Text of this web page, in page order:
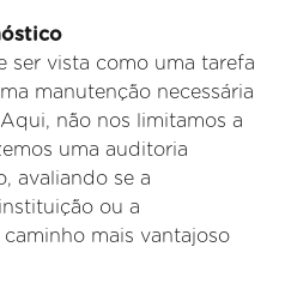
ser vista como uma tarefa
manutenção necessária
não nos limitamos a
uma auditoria
avaliando se a
ou a
mais vantajoso